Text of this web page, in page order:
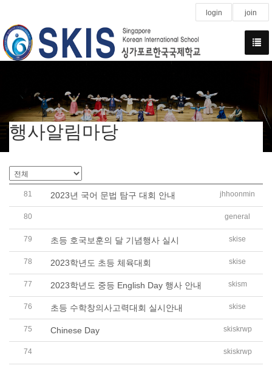
login join
행사알림마당
81 2023년 국어 문법 탐구 대회 안내 jhhoonmin
80 general
79 초등 호국보훈의 달 기념행사 실시 skise
78 2023학년도 초등 체육대회 skise
77 2023학년도 중등 English Day 행사 안내 skism
76 초등 수학창의사고력대회 실시안내 skise
75 Chinese Day skiskrwp
74 2023학년도 초등 성교육(성폭력예방교육) 실시skiskrwp